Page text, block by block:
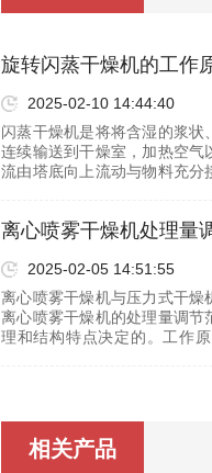
旋转闪蒸干燥机的工作
2025-02-10 14:44:40
闪蒸干燥机是将将含湿的浆
连续输送到干燥室，加热空气
流由塔底向上流动与物料充分
离心喷雾干燥机处理量
2025-02-05 14:51:55
离心喷雾干燥机与压力式干燥
离心喷雾干燥机的处理量调节
理和结构特点决定的。工作
相关产品